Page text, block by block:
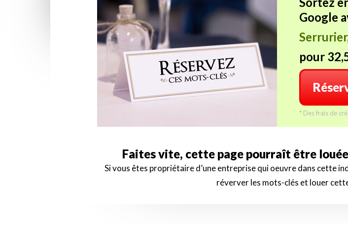
Google
pour
* Des frais de
Faites vite, cette page pourraît être
Si vous êtes propriétaire d’une entreprise qui oeuvre dans cette
réverver les mots-clés et louer